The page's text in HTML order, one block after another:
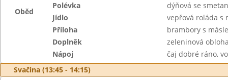
Oběd
Polévka
dýňová se
Jídlo
vepřová roláda s
Příloha
brambory s
Doplněk
zeleninová
Nápoj
čaj dobré ráno,
Svačina (13:45 - 14:15)